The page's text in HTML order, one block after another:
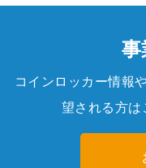
事
コインロッカー情報
望される方は